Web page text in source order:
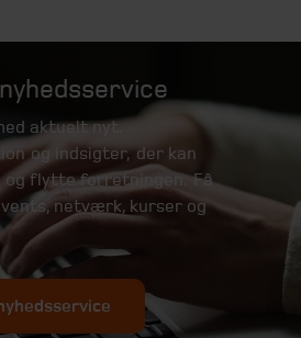
aktuelt nyt.
og indsigter, der kan
og flytte forretningen. Få
netværk, kurser og